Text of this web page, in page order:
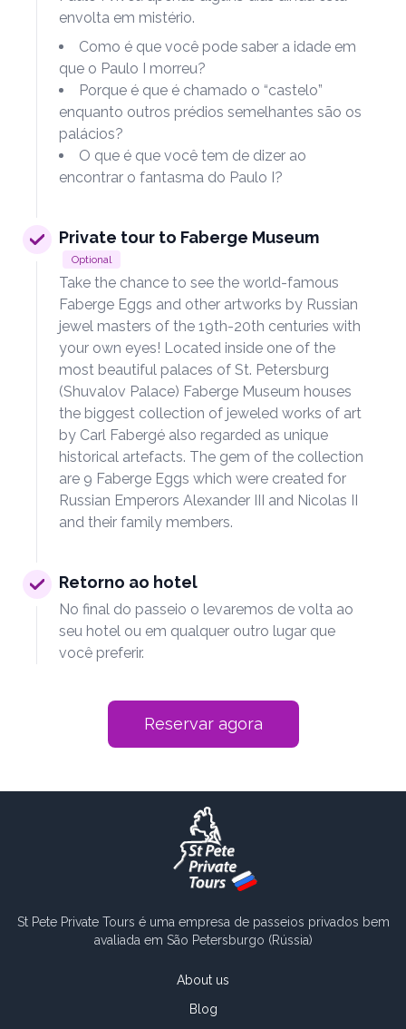
envolta em mistério.
Como é que você pode saber a idade em
que o Paulo I morreu?
Porque é que é chamado o “castelo”
enquanto outros prédios semelhantes são os
palácios?
O que é que você tem de dizer ao
encontrar o fantasma do Paulo I?
Private tour to Faberge Museum
Optional
Take the chance to see the world-famous
Faberge Eggs and other artworks by Russian
jewel masters of the 19th-20th centuries with
your own eyes! Located inside one of the
most beautiful palaces of St. Petersburg
(Shuvalov Palace) Faberge Museum houses
the biggest collection of jeweled works of art
by Carl Fabergé also regarded as unique
historical artefacts. The gem of the collection
are 9 Faberge Eggs which were created for
Russian Emperors Alexander III and Nicolas II
and their family members.
Retorno ao hotel
No final do passeio o levaremos de volta ao
seu hotel ou em qualquer outro lugar que
você preferir.
Reservar agora
St Pete Private Tours é uma empresa de passeios privados bem
avaliada em São Petersburgo (Rússia)
About us
Blog